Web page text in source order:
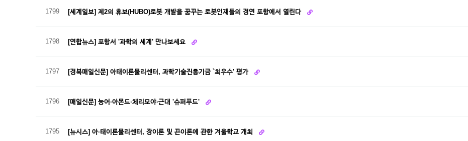
1799 [세계일보] 제2의 휴보(HUBO)로봇 개발을 꿈꾸는 로봇인재들의 경연 포항에서 열린다
1798 [연합뉴스] 포항서 '과학의 세계' 만나보세요
1797 [경북매일신문] 아태이론물리센터, 과학기술진흥기금 `최우수' 평가
1796 [매일신문] 농어·아몬드·체리모야·근대 '슈퍼푸드'
1795 [뉴시스] 아·태이론물리센터, 장이론 및 끈이론에 관한 겨울학교 개최